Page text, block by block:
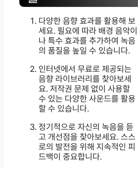
다양한 음향 효과를 활용해 보
세요. 필요에 따라 배경 음악이
나 특수 효과를 추가하여 녹음
의 품질을 높일 수 있습니다.
인터넷에서 무료로 제공되는
음향 라이브러리를 찾아보세
요. 저작권 문제 없이 사용할
수 있는 다양한 사운드를 활용
할 수 있습니다.
정기적으로 자신의 녹음을 듣
고 개선점을 찾아보세요. 스스
로의 발전을 위해 지속적인 피
드백이 중요합니다.